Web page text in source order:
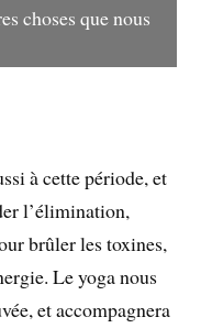
choses que nous
à cette période, et
l’élimination,
brûler les toxines,
Le yoga nous
et accompagnera